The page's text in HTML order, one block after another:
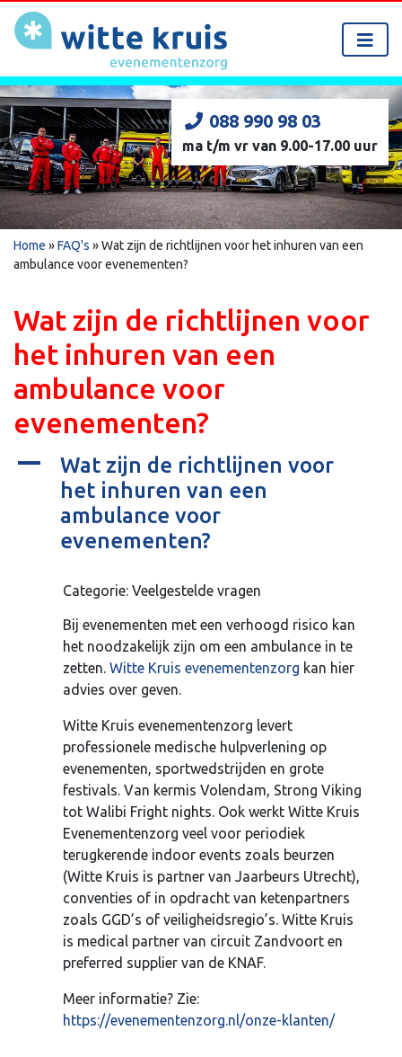
088 990 98 03
ma t/m vr van 9.00-17.00 uur
Home »FAQ's »Wat zijn de richtlijnen voor het inhuren van een
ambulance voor evenementen?
Wat zijn de richtlijnen voor
het inhuren van een
ambulance voor
evenementen?
A
Wat zijn de richtlijnen voor
het inhuren van een
ambulance voor
evenementen?
Categorie: Veelgestelde vragen
Bij evenementen met een verhoogd risico kan
het noodzakelijk zijn om een ambulance in te
zetten. Witte Kruis evenementenzorg kan hier
advies over geven.
Witte Kruis evenementenzorg levert
professionele medische hulpverlening op
evenementen, sportwedstrijden en grote
festivals. Van kermis Volendam, Strong Viking
tot Walibi Fright nights. Ook werkt Witte Kruis
Evenementenzorg veel voor periodiek
terugkerende indoor events zoals beurzen
(Witte Kruis is partner van Jaarbeurs Utrecht),
conventies of in opdracht van ketenpartners
zoals GGD’s of veiligheidsregio’s. Witte Kruis
is medical partner van circuit Zandvoort en
preferred supplier van de KNAF.
Meer informatie? Zie:
https://evenementenzorg.nl/onze-klanten/